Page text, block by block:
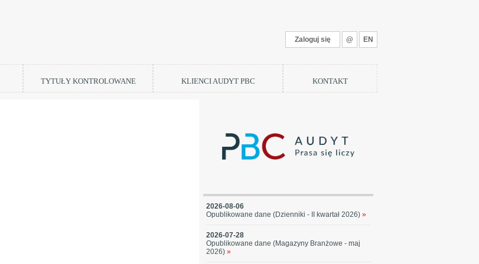
Zaloguj się @ EN
TYTUŁY KONTROLOWANE KLIENCI AUDYT PBC KONTAKT
2026-08-06
Opublikowane dane (Dzienniki - II kwartał 2026) »
2026-07-28
Opublikowane dane (Magazyny Branżowe - maj
2026) »